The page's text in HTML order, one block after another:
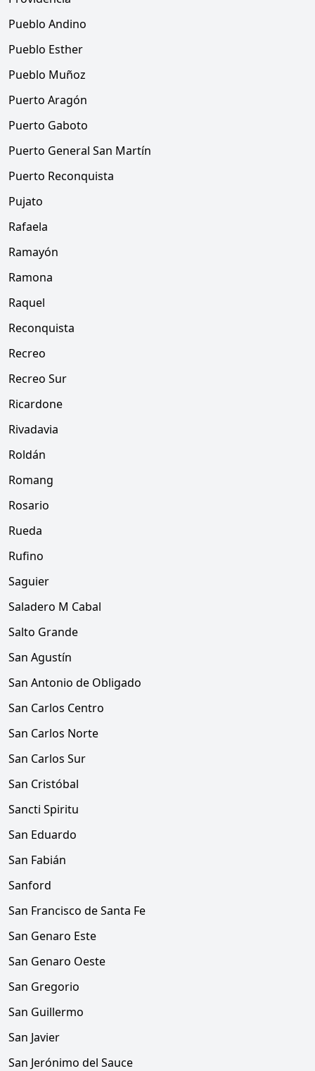
Pueblo Andino
Pueblo Esther
Pueblo Muñoz
Puerto Aragón
Puerto Gaboto
Puerto General San Martín
Puerto Reconquista
Pujato
Rafaela
Ramayón
Ramona
Raquel
Reconquista
Recreo
Recreo Sur
Ricardone
Rivadavia
Roldán
Romang
Rosario
Rueda
Rufino
Saguier
Saladero M Cabal
Salto Grande
San Agustín
San Antonio de Obligado
San Carlos Centro
San Carlos Norte
San Carlos Sur
San Cristóbal
Sancti Spiritu
San Eduardo
San Fabián
Sanford
San Francisco de Santa Fe
San Genaro Este
San Genaro Oeste
San Gregorio
San Guillermo
San Javier
San Jerónimo del Sauce